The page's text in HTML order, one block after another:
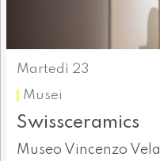
Martedì 23
Musei
Swissceramics
Museo Vincenzo Vela